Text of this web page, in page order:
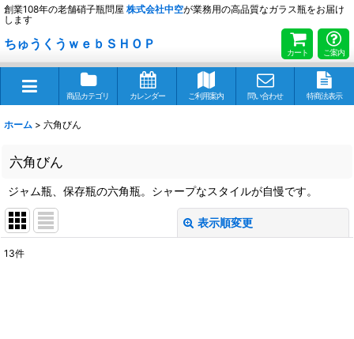
創業108年の老舗硝子瓶問屋 株式会社中空が業務用の高品質なガラス瓶をお届け
します
ちゅうくうｗｅｂＳＨＯＰ
カート ご案内
商品カテゴリ カレンダー ご利用案内 問い合わせ 特商法表示
ホーム > 六角びん
六角びん
ジャム瓶、保存瓶の六角瓶。シャープなスタイルが自慢です。
表示順変更
13件